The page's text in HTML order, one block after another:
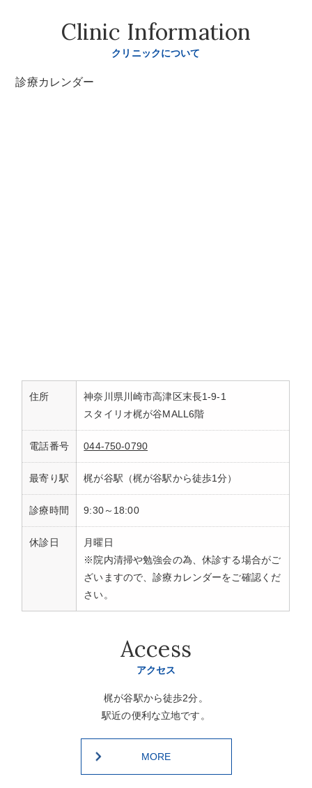
Clinic Information
クリニックについて
診療カレンダー
住所
神奈川県川崎市高津区末長1-9-1
スタイリオ梶が谷MALL6階
電話番号 044-750-0790
最寄り駅 梶が谷駅（梶が谷駅から徒歩1分）
診療時間 9:30～18:00
休診日
月曜日
※院内清掃や勉強会の為、休診する場合がご
ざいますので、診療カレンダーをご確認くだ
さい。
Access
アクセス
梶が谷駅から徒歩2分。
駅近の便利な立地です。
MORE